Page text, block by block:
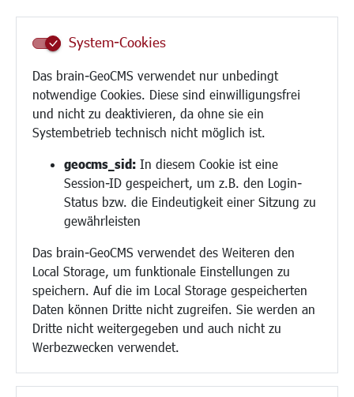
System-Cookies
Das brain-GeoCMS verwendet nur unbedingt
notwendige Cookies. Diese sind einwilligungsfrei
und nicht zu deaktivieren, da ohne sie ein
Systembetrieb technisch nicht möglich ist.
geocms_sid: In diesem Cookie ist eine
Session-ID gespeichert, um z.B. den Login-
Status bzw. die Eindeutigkeit einer Sitzung zu
gewährleisten
Das brain-GeoCMS verwendet des Weiteren den
Local Storage, um funktionale Einstellungen zu
speichern. Auf die im Local Storage gespeicherten
Daten können Dritte nicht zugreifen. Sie werden an
Dritte nicht weitergegeben und auch nicht zu
Werbezwecken verwendet.
Schule
Demokratie leben
Ukrainehilfe
Hilfe für Geflüchtete
Religion
Bauen/Umwelt/Mobilität
Bebauungsplanung
Verkehr/Mobilität
Glasfaserausbau
Aktuelle Baustellen
Paddelteich
CINDY S
Kultur/Freizeit/Tourismus